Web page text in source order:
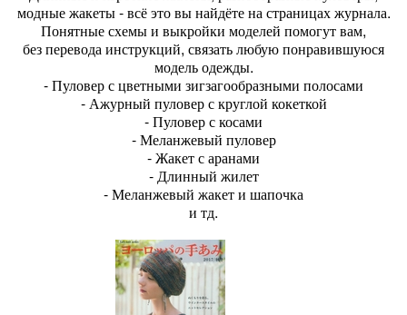
модные жакеты - всё это вы найдёте на страницах журнала.
Понятные схемы и выкройки моделей помогут вам,
без перевода инструкций, связать любую понравившуюся
модель одежды.
- Пуловер с цветными зигзагообразными полосами
- Ажурный пуловер с круглой кокеткой
- Пуловер с косами
- Меланжевый пуловер
- Жакет с аранами
- Длинный жилет
- Меланжевый жакет и шапочка
и тд.